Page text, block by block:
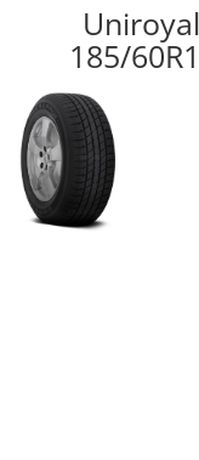
185/